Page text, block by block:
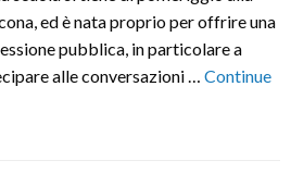
ed è nata proprio per offrire una
pubblica, in particolare a
alle conversazioni … Continue